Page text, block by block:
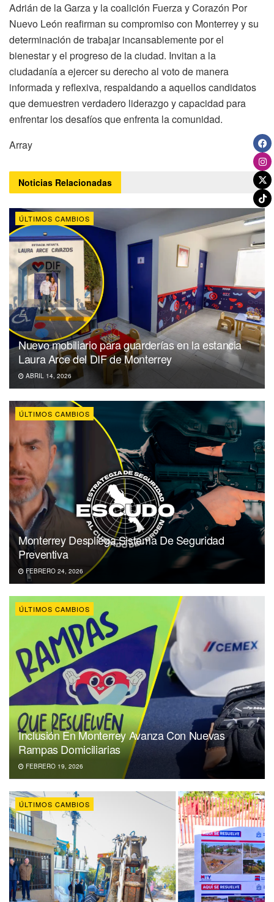
Adrián de la Garza y la coalición Fuerza y Corazón Por
Nuevo León reafirman su compromiso con Monterrey y su
determinación de trabajar incansablemente por el
bienestar y el progreso de la ciudad. Invitan a la
ciudadanía a ejercer su derecho al voto de manera
informada y reflexiva, respaldando a aquellos candidatos
que demuestren verdadero liderazgo y capacidad para
enfrentar los desafíos que enfrenta la comunidad.
Array
Noticias Relacionadas
ÚLTIMOS CAMBIOS
Nuevo mobiliario para guarderías en la estancia
Laura Arce del DIF de Monterrey
ABRIL 14, 2026
ÚLTIMOS CAMBIOS
Monterrey Despliega Sistema De Seguridad
Preventiva
FEBRERO 24, 2026
ÚLTIMOS CAMBIOS
Inclusión En Monterrey Avanza Con Nuevas
Rampas Domiciliarias
FEBRERO 19, 2026
ÚLTIMOS CAMBIOS